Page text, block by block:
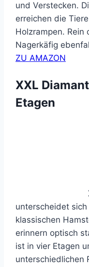
und Verstecken.
erreichen die
Holzrampen. Rein
Nagerkäfig
ZU AMAZON
XXL
Etagen
unterscheidet
klassischen
erinnern optisch
ist in vier Etagen
unterschiedlichen